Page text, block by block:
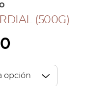
(500G)